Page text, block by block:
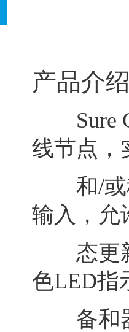
产品介
Sure
线节点，
和/或移
输入，允
态更新
色LED指
备和器